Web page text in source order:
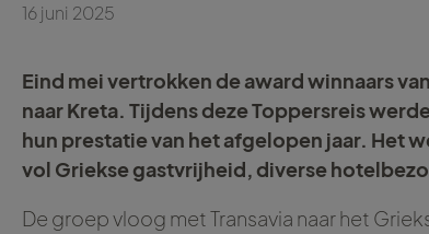
16 juni 2025
Eind mei vertrokken de award winnaars
naar Kreta. Tijdens deze Toppersreis
hun prestatie van het afgelopen jaar. Het
vol Griekse gastvrijheid, diverse
De groep vloog met Transavia naar het